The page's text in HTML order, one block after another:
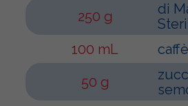
250 g
di
100 mL
caffè
50 g